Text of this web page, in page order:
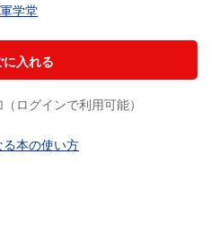
軍学堂
に入れる
ログインで利用可能）
る本の使い方